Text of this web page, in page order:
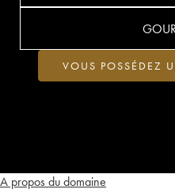
A propos du domaine
VOUS POSSÉDEZ